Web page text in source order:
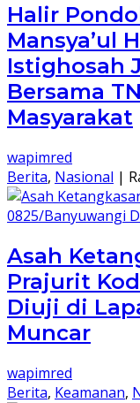
Halir
Mansya’ul
Istighosah
Bersama
Masyarakat
wapimred
Berita, Nasional |
Asah
Prajurit
Diuji di
Muncar
wapimred
Berita, Keamanan,